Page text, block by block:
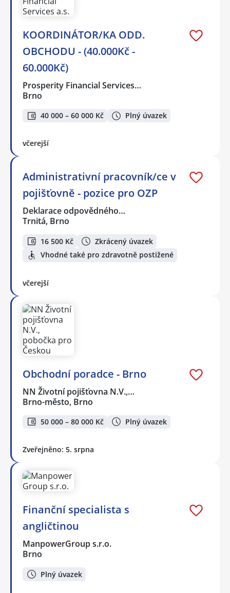
KOORDINÁTOR/KA ODD.
OBCHODU - (40.000Kč -
60.000Kč)
Prosperity Financial Services…
Brno
40 000 – 60 000 Kč Plný úvazek
včerejší
Administrativní pracovník/ce v
pojišťovně - pozice pro OZP
Deklarace odpovědného…
Trnitá, Brno
16 500 Kč
Zkrácený úvazek
Vhodné také pro zdravotně postižené
včerejší
Obchodní poradce - Brno
NN Životní pojišťovna N.V.,…
Brno-město, Brno
50 000 – 80 000 Kč Plný úvazek
Zveřejněno: 5. srpna
Finanční specialista s
angličtinou
ManpowerGroup s.r.o.
Brno
Plný úvazek